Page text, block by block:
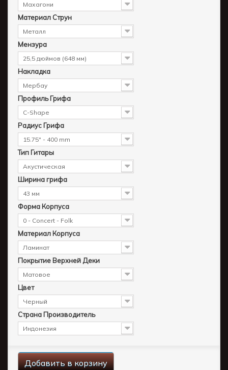
Махагони
Материал Струн
Металл
Мензура
25,5 дюймов (648 мм)
Накладка
Мербау
Профиль Грифа
C-Shape
Радиус Грифа
15.75" - 400 mm
Тип Гитары
Акустическая
Ширина грифа
43 мм
Форма Корпуса
0 - Concert - Folk
Материал Корпуса
Ламинат
Покрытие Верхней Деки
Матовое
Цвет
Черный
Страна Производитель
Индонезия
Добавить в корзину